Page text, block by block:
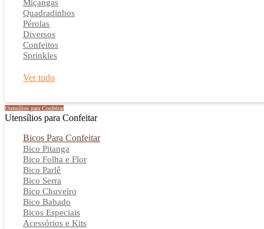
Miçangas
Quadradinhos
Pérolas
Diversos
Confeitos
Sprinkles
Ver tudo
Utensílios para Confeitar
Utensílios para Confeitar
Bicos Para Confeitar
Bico Pitanga
Bico Folha e Flor
Bico Parlê
Bico Serra
Bico Chuveiro
Bico Babado
Bicos Especiais
Acessórios e Kits